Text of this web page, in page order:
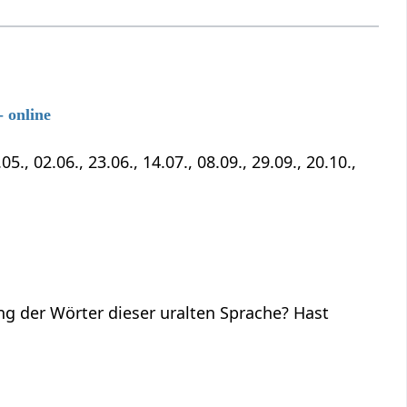
online
02.06., 23.06., 14.07., 08.09., 29.09., 20.10.,
der Wörter dieser uralten Sprache? Hast